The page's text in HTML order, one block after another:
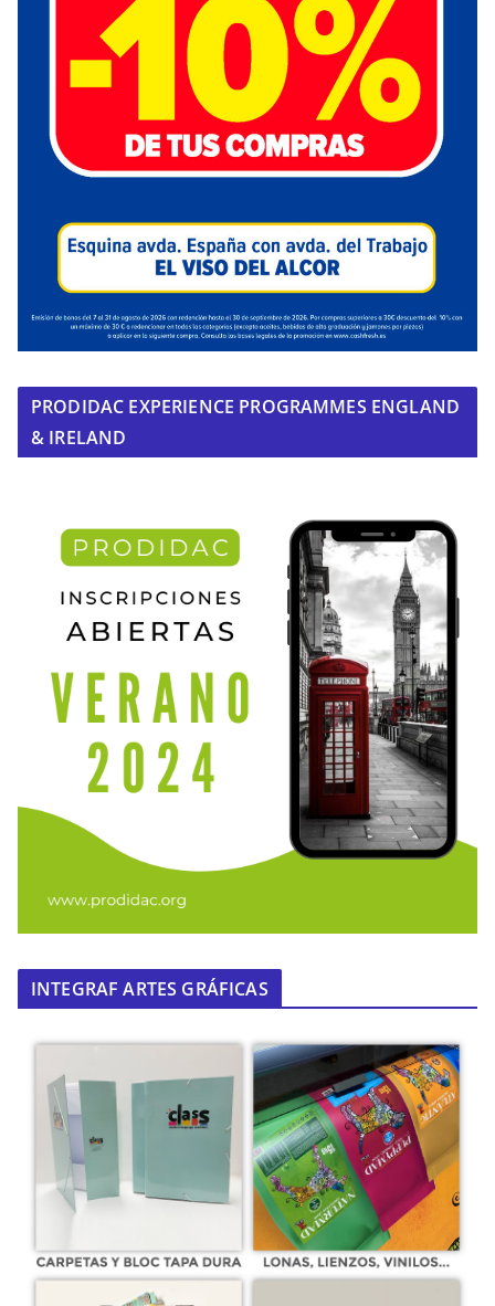
PRODIDAC EXPERIENCE PROGRAMMES ENGLAND
& IRELAND
INTEGRAF ARTES GRÁFICAS